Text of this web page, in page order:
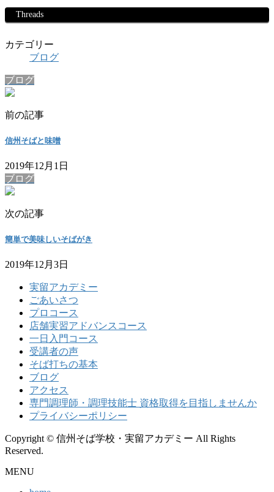
Threads
カテゴリー
ブログ
ブログ
前の記事
信州そばと味噌
2019年12月1日
ブログ
次の記事
簡単で美味しいそばがき
2019年12月3日
実留アカデミー
ごあいさつ
プロコース
店舗実習アドバンスコース
一日入門コース
受講者の声
そば打ちの基本
ブログ
アクセス
専門調理師・調理技能士 資格取得を目指しませんか
プライバシーポリシー
Copyright © 信州そば学校・実留アカデミー All Rights
Reserved.
MENU